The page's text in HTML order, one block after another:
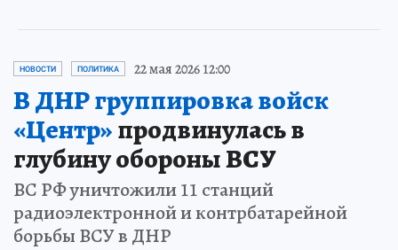
НОВОСТИ ПОЛИТИКА 22 мая 2026 12:00
В ДНР группировка войск
«Центр»продвинулась в
глубину обороны ВСУ
ВС РФ уничтожили 11 станций
радиоэлектронной и контрбатарейной
борьбы ВСУ в ДНР